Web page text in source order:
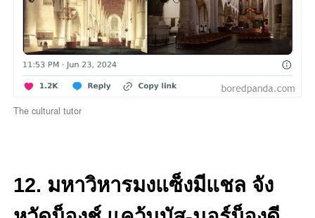
The cultural tutor
12. มหาวิหารมงแซ็งมีแชล จัง